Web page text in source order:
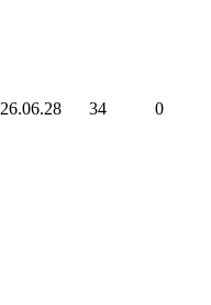
26.06.28 34 0